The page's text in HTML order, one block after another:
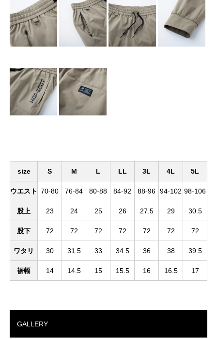
size S M L LL 3L 4L 5L
ウエスト 70-80 76-84 80-88 84-92 88-96 94-102 98-106
股上 23 24 25 26 27.5 29 30.5
股下 72 72 72 72 72 72 72
ワタリ 30 31.5 33 34.5 36 38 39.5
裾幅 14 14.5 15 15.5 16 16.5 17
GALLERY